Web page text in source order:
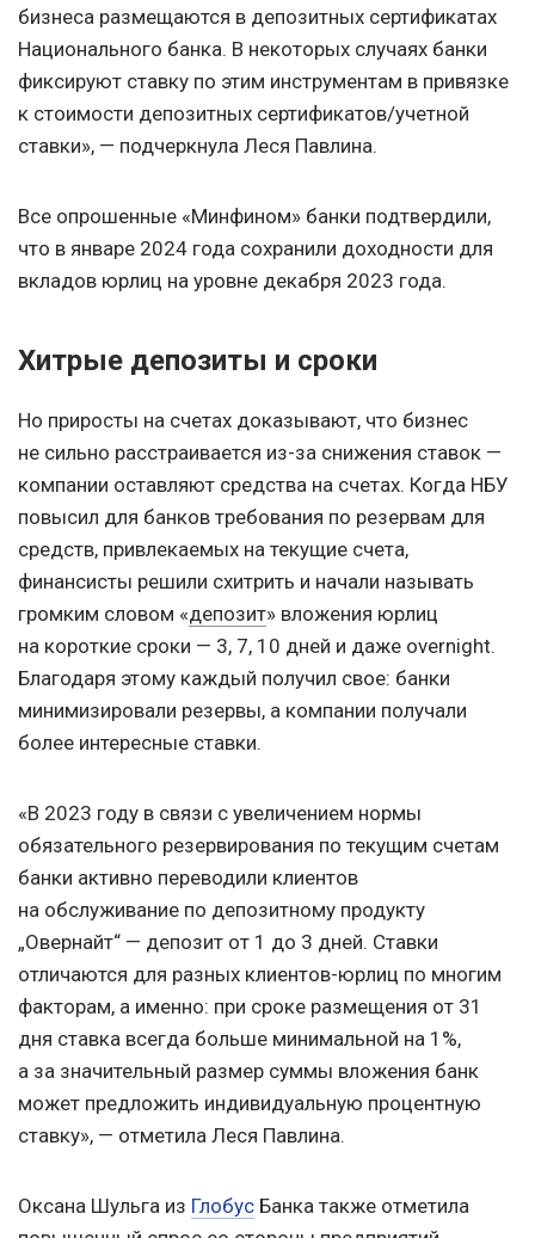
бизнеса размещаются в депозитных сертификатах
Национального банка. В некоторых случаях банки
фиксируют ставку по этим инструментам в привязке
к стоимости депозитных сертификатов/учетной
ставки», — подчеркнула Леся Павлина.
Все опрошенные «Минфином» банки подтвердили,
что в январе 2024 года сохранили доходности для
вкладов юрлиц на уровне декабря 2023 года.
Хитрые депозиты и сроки
Но приросты на счетах доказывают, что бизнес
не сильно расстраивается из-за снижения ставок —
компании оставляют средства на счетах. Когда НБУ
повысил для банков требования по резервам для
средств, привлекаемых на текущие счета,
финансисты решили схитрить и начали называть
громким словом «депозит» вложения юрлиц
на короткие сроки — 3, 7, 10 дней и даже overnight.
Благодаря этому каждый получил свое: банки
минимизировали резервы, а компании получали
более интересные ставки.
«В 2023 году в связи с увеличением нормы
обязательного резервирования по текущим счетам
банки активно переводили клиентов
на обслуживание по депозитному продукту
„Овернайт“ — депозит от 1 до 3 дней. Ставки
отличаются для разных клиентов-юрлиц по многим
факторам, а именно: при сроке размещения от 31
дня ставка всегда больше минимальной на 1%,
а за значительный размер суммы вложения банк
может предложить индивидуальную процентную
ставку», — отметила Леся Павлина.
Оксана Шульга из Глобус Банка также отметила